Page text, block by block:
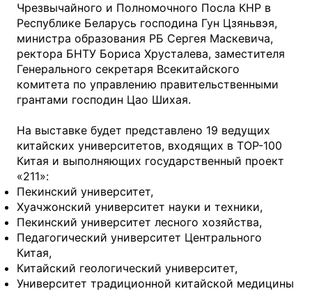
Чрезвычайного и Полномочного Посла КНР в
Республике Беларусь господина Гун Цзяньвэя,
министра образования РБ Сергея Маскевича,
ректора БНТУ Бориса Хрусталева, заместителя
Генерального секретаря Всекитайского
комитета по управлению правительственными
грантами господин Цао Шихая.
На выставке будет представлено 19 ведущих
китайских университетов, входящих в ТОР-100
Китая и выполняющих государственный проект
«211»:
Пекинский университет,
Хуачжонский университет науки и техники,
Пекинский университет лесного хозяйства,
Педагогический университет Центрального
Китая,
Китайский геологический университет,
Университет традиционной китайской медицины